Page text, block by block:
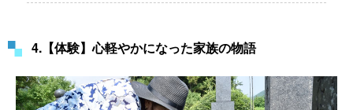
4.【体験】心軽やかになった家族の物語